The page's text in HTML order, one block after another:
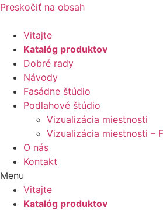
Preskočiť na obsah
Vitajte
Katalóg produktov
Dobré rady
Návody
Fasádne štúdio
Podlahové štúdio
Vizualizácia miestnosti
Vizualizácia miestnosti –
O nás
Kontakt
Menu
Vitajte
Katalóg produktov